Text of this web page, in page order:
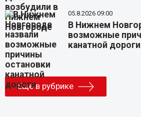
05.8.2026 09:00
В Нижнем
возможные
канатной дороги
Еще в рубрике